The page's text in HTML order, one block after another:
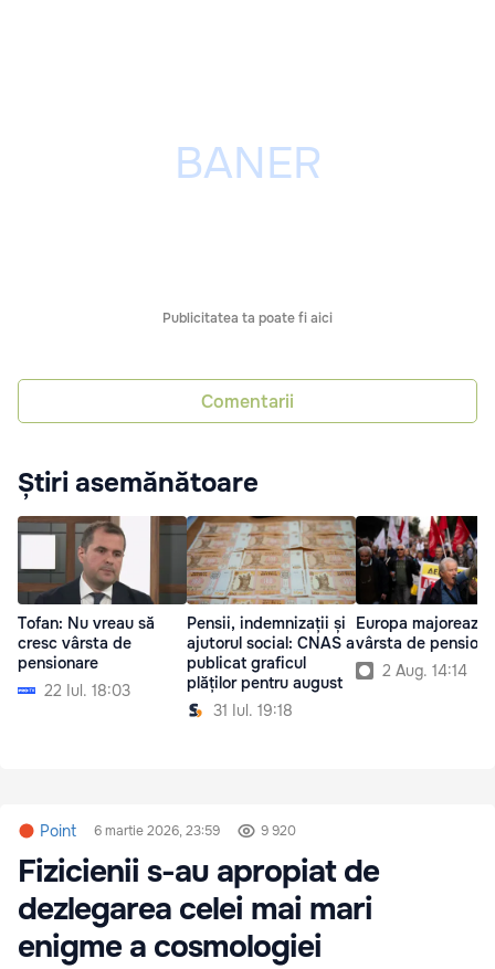
Publicitatea ta poate fi aici
Comentarii
Știri asemănătoare
Tofan: Nu vreau să
cresc vârsta de
pensionare
22 Iul. 18:03
Pensii, indemnizații și
ajutorul social: CNAS a
publicat graficul
plăților pentru august
31 Iul. 19:18
Europa majorează
vârsta de
2 Aug. 14:14
Point 6 martie 2026, 23:59 9 920
Fizicienii s-au apropiat de
dezlegarea celei mai mari
enigme a cosmologiei